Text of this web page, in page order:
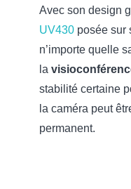
Avec son design
UV430 posée sur
n’importe quelle
la
stabilité certaine
la caméra peut
permanent.